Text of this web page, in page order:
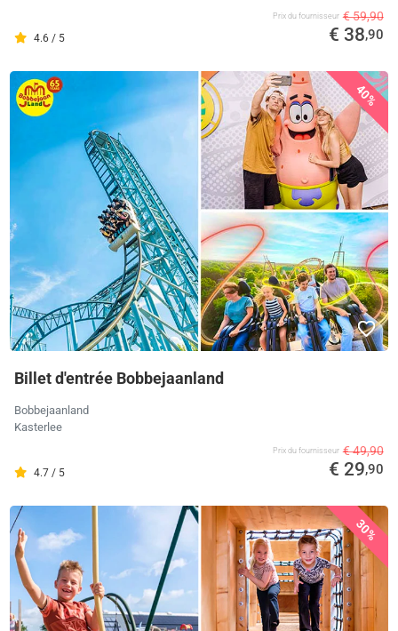
4.6 / 5
Prix ​​du fournisseur € 59,90
€ 38,90
40%
Billet d'entrée Bobbejaanland
Bobbejaanland
Kasterlee
4.7 / 5
Prix ​​du fournisseur € 49,90
€ 29,90
30%